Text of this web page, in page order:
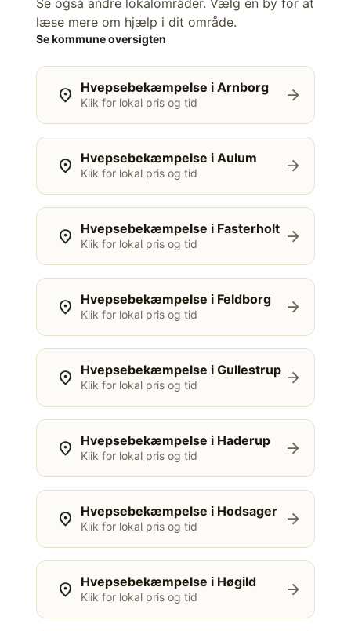
læse mere om hjælp i dit område.
Se kommune oversigten
location_on Hvepsebekæmpelse i Arnborg
Klik for lokal pris og tid arrow_forward
location_on Hvepsebekæmpelse i Aulum
Klik for lokal pris og tid arrow_forward
location_on Hvepsebekæmpelse i Fasterholt
Klik for lokal pris og tid arrow_forward
location_on Hvepsebekæmpelse i Feldborg
Klik for lokal pris og tid arrow_forward
location_on Hvepsebekæmpelse i Gullestrup
Klik for lokal pris og tid arrow_forward
location_on Hvepsebekæmpelse i Haderup
Klik for lokal pris og tid arrow_forward
location_on Hvepsebekæmpelse i Hodsager
Klik for lokal pris og tid arrow_forward
location_on Hvepsebekæmpelse i Høgild
Klik for lokal pris og tid arrow_forward